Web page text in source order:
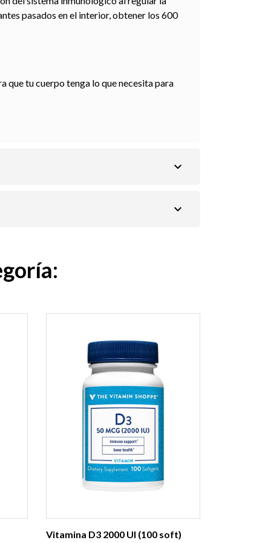
pasados en el interior, obtener los 600
que tu cuerpo tenga lo que necesita para
expand_more
expand_more
Vitamina D3 2000 UI (100 soft)